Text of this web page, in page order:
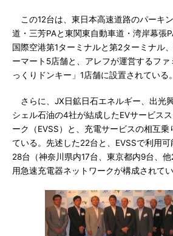
この12台は、東日本高速道路のパーキ
道・三芳PAと東関東自動車道・湾岸幕張
国際空港第1ターミナルと第2ターミナル
ーマート5店舗と、アレフが運営するフ
っくりドンキー」1店舗に設置されている。
さらに、JX日鉱日石エネルギー、出光
シェル石油の4社が結成したEVサービス
ーク（EVSS）と、充電サービスの相互乗
ている。先述した22台と、EVSSで利用
28台（神奈川県内17台、東京都内9台、
用急速充電器ネットワークが構成されてい